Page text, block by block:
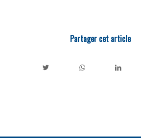
Partager cet article